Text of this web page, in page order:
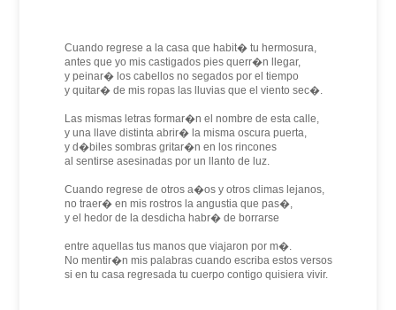
Cuando regrese a la casa que habit� tu hermosura,
antes que yo mis castigados pies querr�n llegar,
y peinar� los cabellos no segados por el tiempo
y quitar� de mis ropas las lluvias que el viento sec�.
Las mismas letras formar�n el nombre de esta calle,
y una llave distinta abrir� la misma oscura puerta,
y d�biles sombras gritar�n en los rincones
al sentirse asesinadas por un llanto de luz.
Cuando regrese de otros a�os y otros climas lejanos,
no traer� en mis rostros la angustia que pas�,
y el hedor de la desdicha habr� de borrarse
entre aquellas tus manos que viajaron por m�.
No mentir�n mis palabras cuando escriba estos versos
si en tu casa regresada tu cuerpo contigo quisiera vivir.